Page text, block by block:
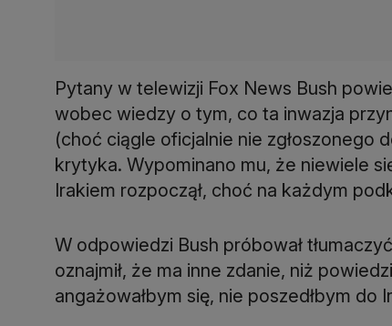
Pytany w telewizji Fox News Bush
wobec wiedzy o tym, co ta inwazja
(choć ciągle oficjalnie nie zgłoszonego
krytyka. Wypominano mu, że niewiele
Irakiem rozpoczął, choć na każdym
W odpowiedzi Bush próbował
oznajmił, że ma inne zdanie, niż
angażowałbym się, nie poszedłbym do